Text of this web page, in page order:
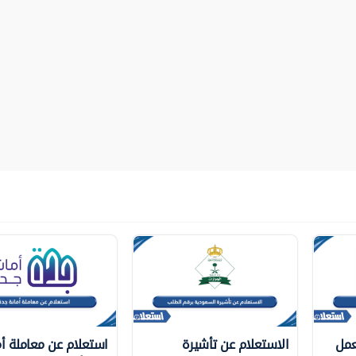
الاستعلام عن تأشيرة استعلام عن معاملة